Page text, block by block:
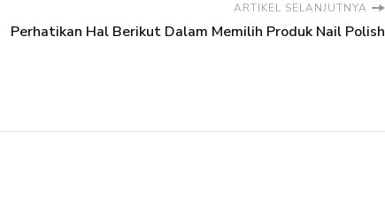
ARTIKEL SELANJUTNYA
Perhatikan Hal Berikut Dalam Memilih Produk Nail Polish